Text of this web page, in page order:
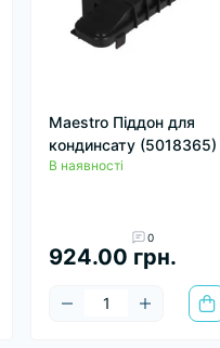
Maestro Піддон для
кондинсату (5018365)
В наявності
0
924.00 грн.